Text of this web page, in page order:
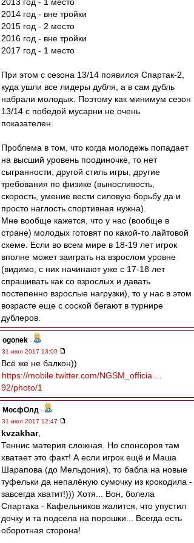
2014 год - вне тройки
2015 год - 2 место
2016 год - вне тройки
2017 год - 1 место
При этом с сезона 13/14 появился Спартак-2,
куда ушли все лидеры дубля, а в сам дубль
набрали молодых. Поэтому как минимум сезон
13/14 с победой мусарни не очень
показателен.
Проблема в том, что когда молодежь попадает
на высший уровень поодиночке, то нет
сыгранности, другой стиль игры, другие
требования по физике (выносливость,
скорость, умение вести силовую борьбу да и
просто наглость спортивная нужна).
Мне вообще кажется, что у нас (вообще в
стране) молодых готовят по какой-то лайтовой
схеме. Если во всем мире в 18-19 лет игрок
вполне может заиграть на взрослом уровне
(видимо, с них начинают уже с 17-18 лет
спрашивать как со взрослых и давать
постепенно взрослые нагрузки), то у нас в этом
возрасте еще с соской бегают в турнире
дублеров.
ogonek -
31 июл 2017 13:00
Всё же не балкон))
https://mobile.twitter.com/NGSM_officia ...
92/photo/1
МосфОлд -
31 июл 2017 12:47
kvzakhar,
Теннис материя сложная. Но спонсоров там
хватает это факт! А если игрок ещё и Маша
Шарапова (до Мельдония), то бабла на новые
туфельки да непалёную сумочку из крокодила -
завсегда хватит!))) Хотя... Вон, болела
Спартака - Кафельников жалится, что упустил
дочку и та подсела на порошки... Всегда есть
оборотная сторона!